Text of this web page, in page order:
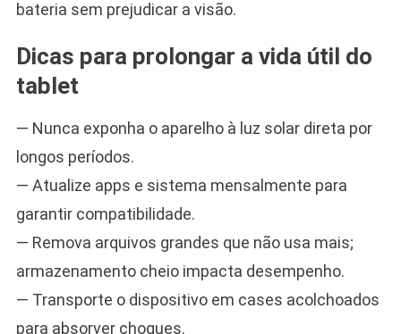
bateria sem prejudicar a visão.
Dicas para prolongar a vida útil do
tablet
— Nunca exponha o aparelho à luz solar direta por
longos períodos.
— Atualize apps e sistema mensalmente para
garantir compatibilidade.
— Remova arquivos grandes que não usa mais;
armazenamento cheio impacta desempenho.
— Transporte o dispositivo em cases acolchoados
para absorver choques.